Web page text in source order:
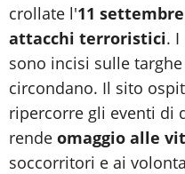
crollate l'11 settembre
attacchi terroristici.
sono incisi sulle
circondano. Il sito
ripercorre gli eventi di
rende omaggio alle
soccorritori e ai